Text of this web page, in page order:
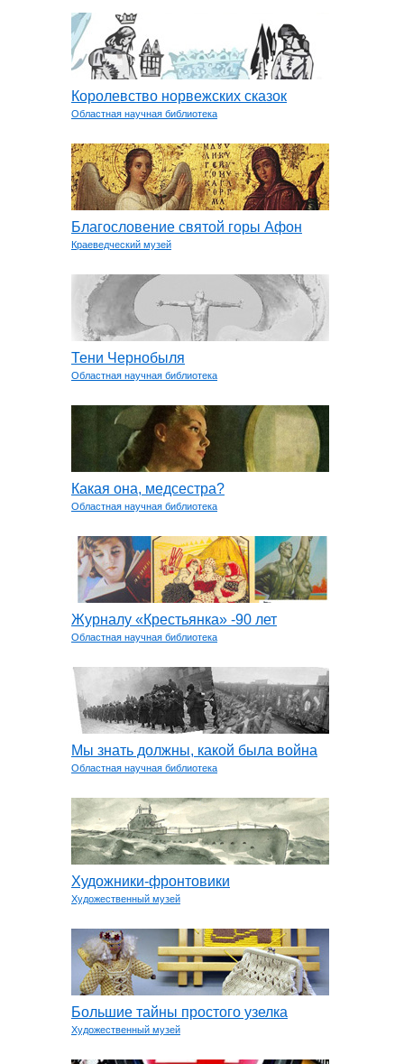
Королевство норвежских сказок
Областная научная библиотека
Благословение святой горы Афон
Краеведческий музей
Тени Чернобыля
Областная научная библиотека
Какая она, медсестра?
Областная научная библиотека
Журналу «Крестьянка» -90 лет
Областная научная библиотека
Мы знать должны, какой была война
Областная научная библиотека
Художники-фронтовики
Художественный музей
Большие тайны простого узелка
Художественный музей